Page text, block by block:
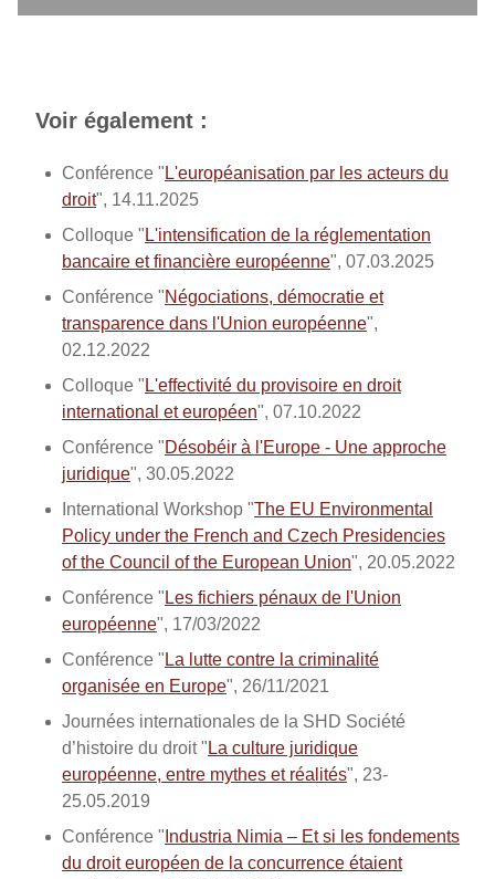
Voir également :
Conférence "L'européanisation par les acteurs du
droit", 14.11.2025
Colloque "L'intensification de la réglementation
bancaire et financière européenne", 07.03.2025
Conférence "Négociations, démocratie et
transparence dans l'Union européenne",
02.12.2022
Colloque "L'effectivité du provisoire en droit
international et européen", 07.10.2022
Conférence "Désobéir à l'Europe - Une approche
juridique", 30.05.2022
International Workshop "The EU Environmental
Policy under the French and Czech Presidencies
of the Council of the European Union", 20.05.2022
Conférence "Les fichiers pénaux de l'Union
européenne", 17/03/2022
Conférence "La lutte contre la criminalité
organisée en Europe", 26/11/2021
Journées internationales de la SHD Société
d’histoire du droit "La culture juridique
européenne, entre mythes et réalités", 23-
25.05.2019
Conférence " Industria Nimia – Et si les fondements
du droit européen de la concurrence étaient